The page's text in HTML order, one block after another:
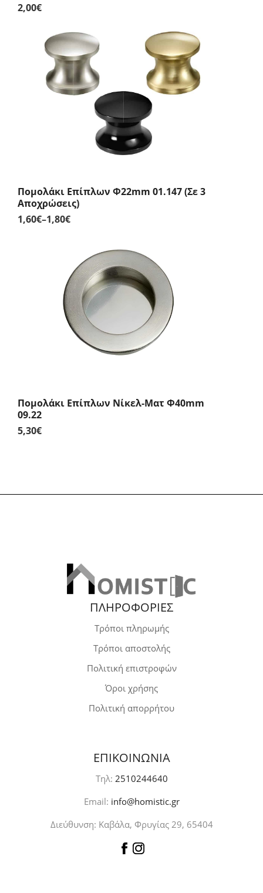
2,00€
Πομολάκι Επίπλων Φ22mm 01.147 (Σε 3
Αποχρώσεις)
1,60€–1,80€Price
1,60€
through
1,80€
Πομολάκι Επίπλων Νίκελ-Ματ Φ40mm
09.22
5,30€
ΠΛΗΡΟΦΟΡΙΕΣ
Τρόποι πληρωμής
Τρόποι αποστολής
Πολιτική επιστροφών
Όροι χρήσης
Πολιτική απορρήτου
ΕΠΙΚΟΙΝΩΝΙΑ
Τηλ: 2510244640
Email: info@homistic.gr
Διεύθυνση: Καβάλα, Φρυγίας 29, 65404